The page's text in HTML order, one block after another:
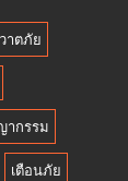
วาตภัย
ากรรม
เตือนภัย